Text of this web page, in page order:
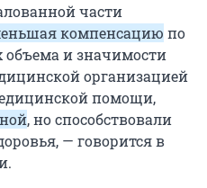
части
компенсацию по
и значимости
организацией
помощи,
, но способствовали
— говорится в